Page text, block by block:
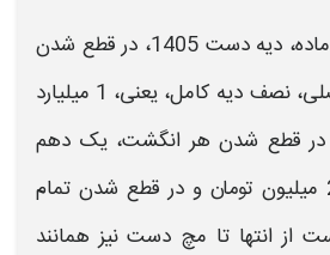
دیه دست 1405
، در قطع شدن
نصف دیه
کامل، یعنی، 1 میلیارد
کامل، یعنی 210 میلیون تومان و در قطع شدن تمام
از انتها تا مچ دست نیز همانند